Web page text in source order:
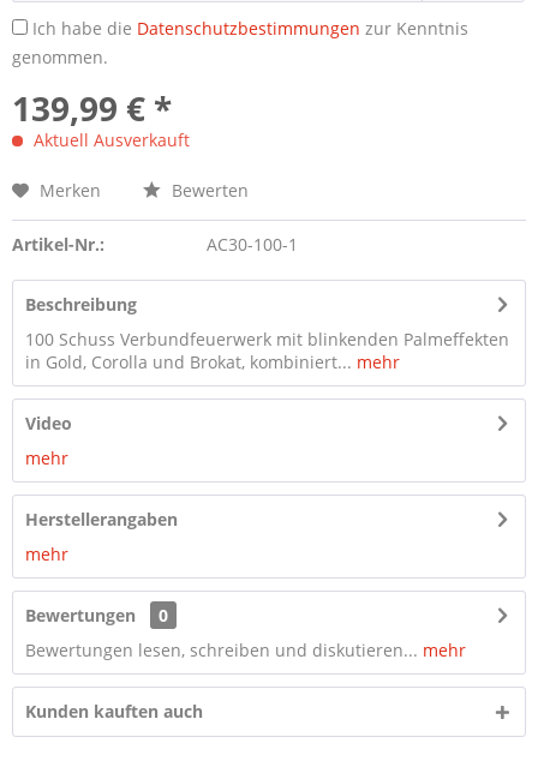
Ich habe die Datenschutzbestimmungen zur Kenntnis
genommen.
139,99 € *
Aktuell Ausverkauft
Merken Bewerten
Artikel-Nr.: AC30-100-1
Beschreibung
100 Schuss Verbundfeuerwerk mit blinkenden Palmeffekten
in Gold, Corolla und Brokat, kombiniert... mehr
Video
mehr
Herstellerangaben
mehr
Bewertungen
0
Bewertungen lesen, schreiben und diskutieren... mehr
Kunden kauften auch